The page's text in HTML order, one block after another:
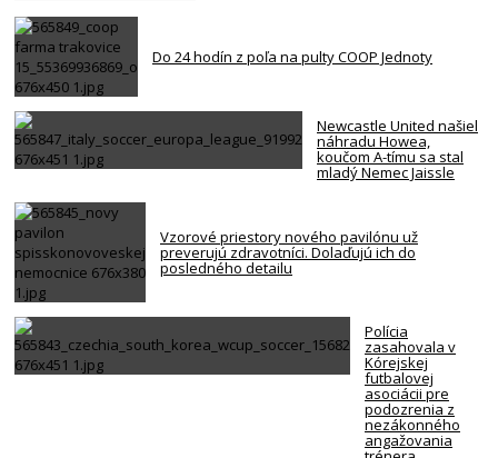
Do 24 hodín z poľa na pulty COOP Jednoty
Newcastle United našiel
náhradu Howea,
koučom A-tímu sa stal
mladý Nemec Jaissle
Vzorové priestory nového pavilónu už
preverujú zdravotníci. Dolaďujú ich do
posledného detailu
Polícia
zasahovala v
Kórejskej
futbalovej
asociácii pre
podozrenia z
nezákonného
angažovania